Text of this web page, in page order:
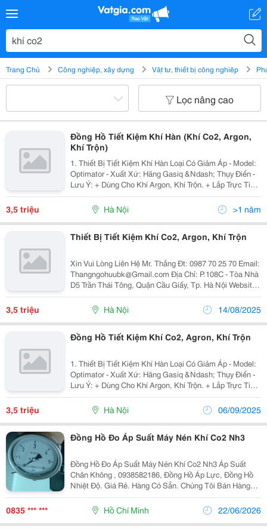
Trang Chủ Công nghiệp, xây dựng Vật tư, thiết bị công nghiệp
Lọc nâng cao
Đồng Hồ Tiết Kiệm Khí Hàn (Khí Co2, Argon,
Khí Trộn)
1. Thiết Bị Tiết Kiệm Khí Hàn Loại Có Giảm Áp - Model:
Optimator - Xuất Xứ: Hãng Gasiq &Ndash; Thụy Điển -
Lưu Ý: + Dùng Cho Khí Argon, Khí Trộn. + Lắp Trực Tiếp
Vào Chai Khí Thay Cho Đồng Hồ Khí Thông Thường.
Tiết Kiệm Được 43% - 5
3,5 triệu Hà Nội >1 năm
Thiết Bị Tiết Kiệm Khí Co2, Argon, Khí Trộn
Xin Vui Lòng Liên Hệ Mr. Thắng Đt: 0987 70 25 70 Email:
Thangngohuubk@Gmail.com Địa Chỉ: P.108C - Tòa Nhà
D5 Trần Thái Tông, Quận Cầu Giấy, Tp. Hà Nội Website:
Http://Weldtec.com.vn/ 1. Thiết Bị Tiết Kiệm Khí Hàn
3,5 triệu Hà Nội 14/08/2025
Đồng Hồ Tiết Kiệm Khí Co2, Agron, Khí Trộn
1. Thiết Bị Tiết Kiệm Khí Hàn Loại Có Giảm Áp - Model:
Optimator - Xuất Xứ: Hãng Gasiq &Ndash; Thụy Điển -
Lưu Ý: + Dùng Cho Khí Argon, Khí Trộn. + Lắp Trực Tiếp
Vào Chai Khí Thay Cho Đồng Hồ Khí Thông Thường.
Tiết Kiệm Được 43% - 5
3,5 triệu Hà Nội 06/09/2025
Đồng Hồ Đo Áp Suất Máy Nén Khí Co2 Nh3
Đồng Hồ Đo Áp Suất Máy Nén Khí Co2 Nh3 Áp Suất
Chân Không , 0938582186, Đồng Hồ Áp Lực, Đồng Hồ
Nhiệt Độ. Giá Rẻ. Hàng Có Sẵn. Chúng Tôi Bán Hàng
Trên Toàn Quốc. Thông Số Kỹ Thuật: Dùng Cho Ngành
Nước, Hóa Chất, Lò Hơi, Thực Phẩm, Nước Giải Khát
0835 *** *** Hồ Chí Minh 22/06/2026